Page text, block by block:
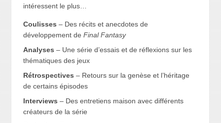
intéressent le plus…
Coulisses – Des récits et anecdotes de
développement de Final Fantasy
Analyses – Une série d’essais et de réflexions sur les
thématiques des jeux
Rétrospectives – Retours sur la genèse et l’héritage
de certains épisodes
Interviews – Des entretiens maison avec différents
créateurs de la série